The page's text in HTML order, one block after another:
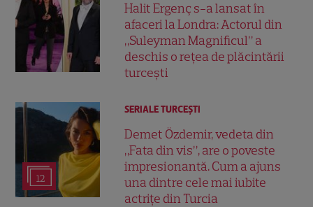
Halit Ergenç s-a lansat în
afaceri la Londra: Actorul din
„Suleyman Magnificul” a
deschis o rețea de plăcintării
turcești
12
SERIALE TURCEŞTI
Demet Özdemir, vedeta din
„Fata din vis”, are o poveste
impresionantă. Cum a ajuns
una dintre cele mai iubite
actrițe din Turcia